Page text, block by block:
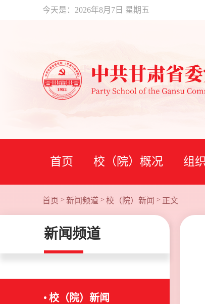
今天是： 2026年8月7日 星期五
首页 校（院）概况 组
首页 > 新闻频道 > 校（院）新闻 > 正文
新闻频道
校（院）新闻